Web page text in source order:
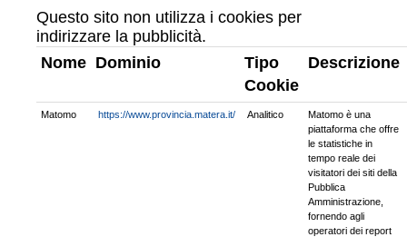
Questo sito non utilizza i cookies per
indirizzare la pubblicità.
Nome Dominio
Tipo
Cookie
Descrizione
Matomo https://www.provincia.matera.it/ Analitico
Matomo è una
piattaforma che offre
le statistiche in
tempo reale dei
visitatori dei siti della
Pubblica
Amministrazione,
fornendo agli
operatori dei report